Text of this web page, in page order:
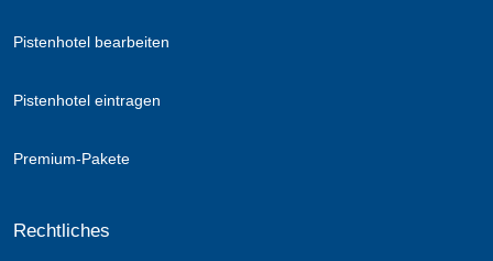
Pistenhotel bearbeiten
Pistenhotel eintragen
Premium-Pakete
Rechtliches